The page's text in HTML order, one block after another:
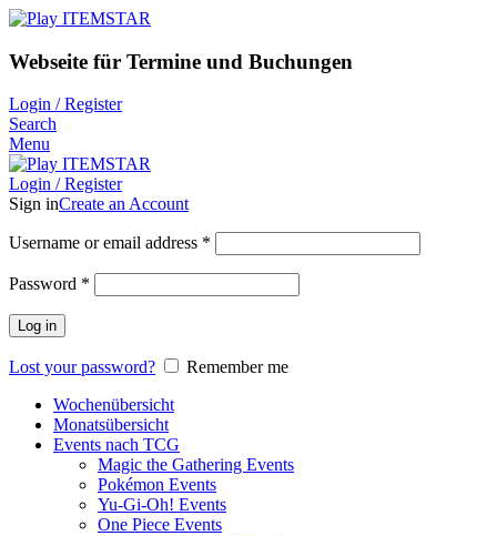
Webseite für Termine und Buchungen
Login / Register
Search
Menu
Login / Register
Sign inCreate an Account
Username or email address *
Password *
Log in
Lost your password?
Remember me
Wochenübersicht
Monatsübersicht
Events nach TCG
Magic the Gathering Events
Pokémon Events
Yu-Gi-Oh! Events
One Piece Events